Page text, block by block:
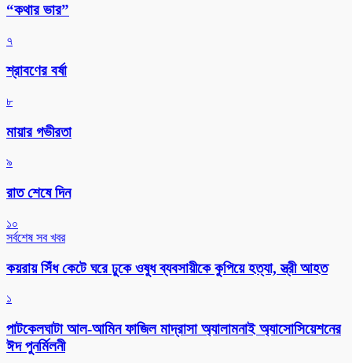
“কথার ভার”
৭
শ্রাবণের বর্ষা
৮
মায়ার গভীরতা
৯
রাত শেষে দিন
১০
সর্বশেষ সব খবর
কয়রায় সিঁধ কেটে ঘরে ঢুকে ওষুধ ব্যবসায়ীকে কুপিয়ে হত্যা, স্ত্রী আহত
১
পাটকেলঘাটা আল-আমিন ফাজিল মাদ্রাসা অ্যালামনাই অ্যাসোসিয়েশনের
ঈদ পুনর্মিলনী